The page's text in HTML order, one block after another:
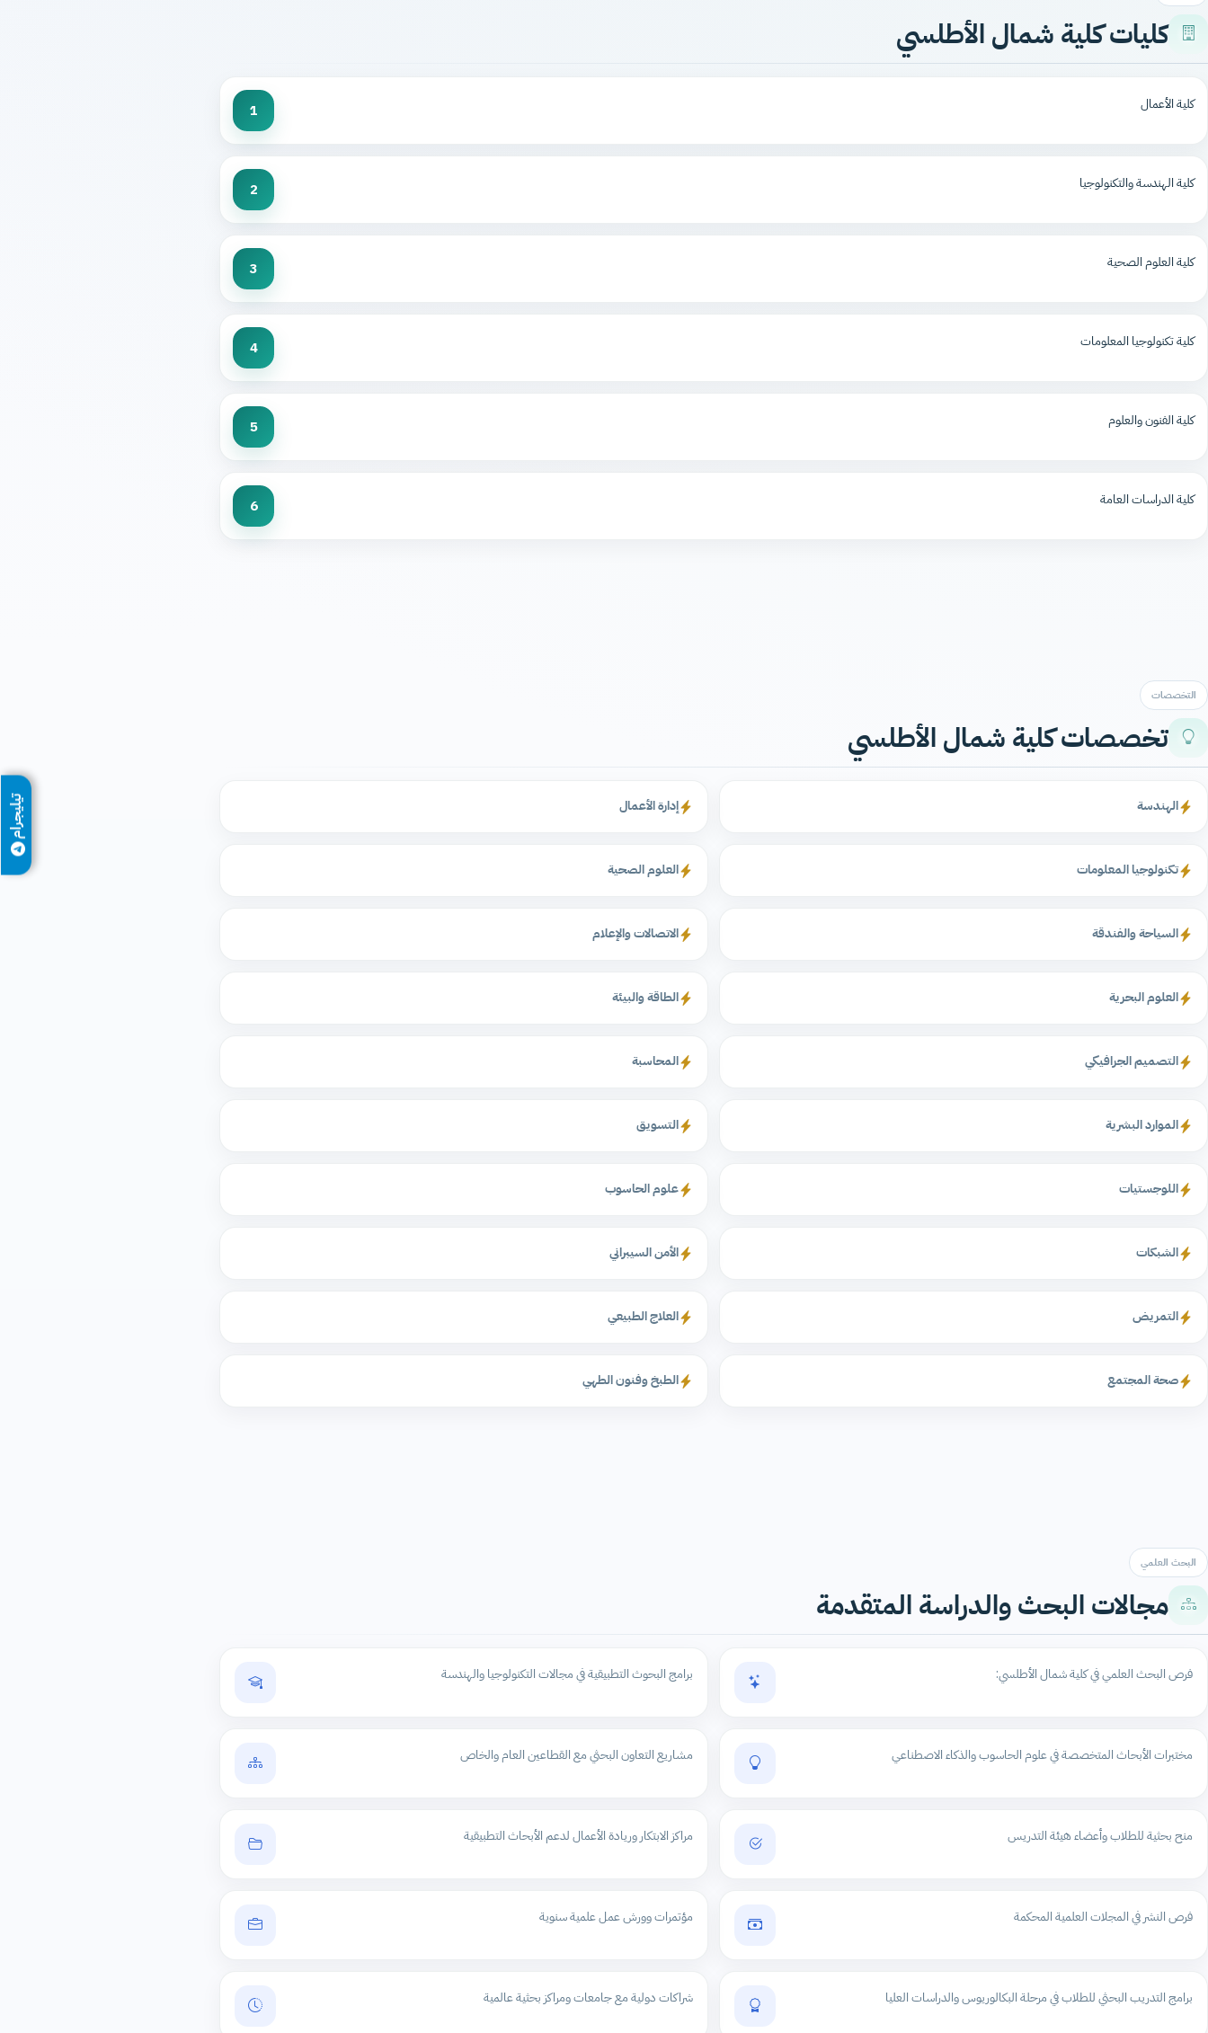
كليات كلية شمال الأطلسي
كلية الأعمال 1
كلية الهندسة والتكنولوجيا 2
كلية العلوم الصحية 3
كلية تكنولوجيا المعلومات 4
كلية الفنون والعلوم 5
كلية الدراسات العامة 6
التخصصات
تخصصات كلية شمال الأطلسي
الهندسة إدارة الأعمال
تكنولوجيا المعلومات العلوم الصحية
السياحة والفندقة الاتصالات والإعلام
العلوم البحرية الطاقة والبيئة
التصميم الجرافيكي المحاسبة
الموارد البشرية التسويق
اللوجستيات علوم الحاسوب
الشبكات الأمن السيبراني
التمريض العلاج الطبيعي
صحة المجتمع الطبخ وفنون الطهي
البحث العلمي
مجالات البحث والدراسة المتقدمة
فرص البحث العلمي في كلية شمال الأطلسي: برامج البحوث التطبيقية في مجالات التكنولوجيا والهندسة
مختبرات الأبحاث المتخصصة في علوم الحاسوب والذكاء الاصطناعي مشاريع التعاون البحثي مع القطاعين العام والخاص
منح بحثية للطلاب وأعضاء هيئة التدريس مراكز الابتكار وريادة الأعمال لدعم الأبحاث التطبيقية
فرص النشر في المجلات العلمية المحكمة مؤتمرات وورش عمل علمية سنوية
برامج التدريب البحثي للطلاب في مرحلة البكالوريوس والدراسات العليا شراكات دولية مع جامعات ومراكز بحثية عالمية
تيليجرام